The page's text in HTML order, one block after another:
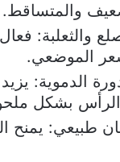
والمتساقط.
والثعلبة:
الموضعي.
الدموية:
الرأس بشكل
طبيعي: يمنح